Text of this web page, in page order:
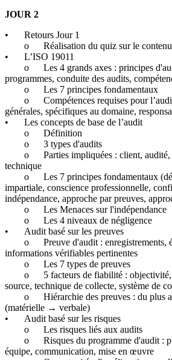
JOUR 2
•
Retours Jour 1
o
Réalisation du quiz sur le
•
L’ISO 19011
o
Les 4 grands axes : principes
programmes, conduite des audits,
o
Les 7 principes fondamentaux
o
Compétences requises pour
générales, spécifiques au domaine,
•
Les concepts de base de l’audit
o
Définition
o
3 types d'audits
o
Parties impliquées : client,
technique
o
Les 7 principes fondamentaux
impartiale, conscience professionnelle,
indépendance, approche par preuves,
o
Les Menaces sur l'indépendance
o
Les 4 niveaux de négligence
•
Audit basé sur les preuves
o
Preuve d'audit : enregistrements,
informations vérifiables pertinentes
o
Les 7 types de preuves
o
5 facteurs de fiabilité :
source, technique de collecte, système de
o
Hiérarchie des preuves : du plus
(matérielle → verbale)
•
Audit basé sur les risques
o
Les risques liés aux audits
o
Risques du programme d'audit :
équipe, communication, mise en œuvre